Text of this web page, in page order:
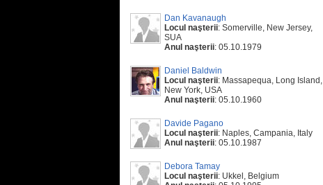
Dan Kavanaugh
Locul naşterii: Somerville, New Jersey,
SUA
Anul naşterii: 05.10.1979
Daniel Baldwin
Locul naşterii: Massapequa, Long Island,
New York, USA
Anul naşterii: 05.10.1960
Davide Pagano
Locul naşterii: Naples, Campania, Italy
Anul naşterii: 05.10.1987
Debora Tamay
Locul naşterii: Ukkel, Belgium